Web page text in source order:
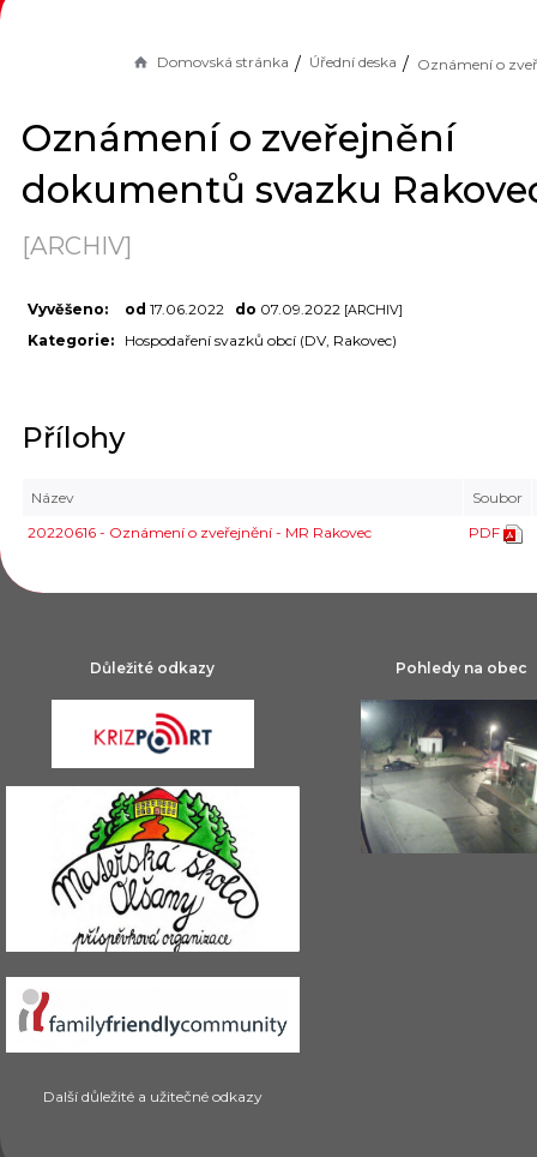
Domovská stránka Úřední deska
Oznámení o zveřejnění
dokumentů svazku
[ARCHIV]
Vyvěšeno: od 17.06.2022 do 07.09.2022 [ARCHIV]
Kategorie: Hospodaření svazků obcí (DV, Rakovec)
Přílohy
Název
Soubor
20220616 - Oznámení o zveřejnění - MR Rakovec
PDF
Důležité odkazy
Další důležité a užitečné odkazy
Pohledy na obec